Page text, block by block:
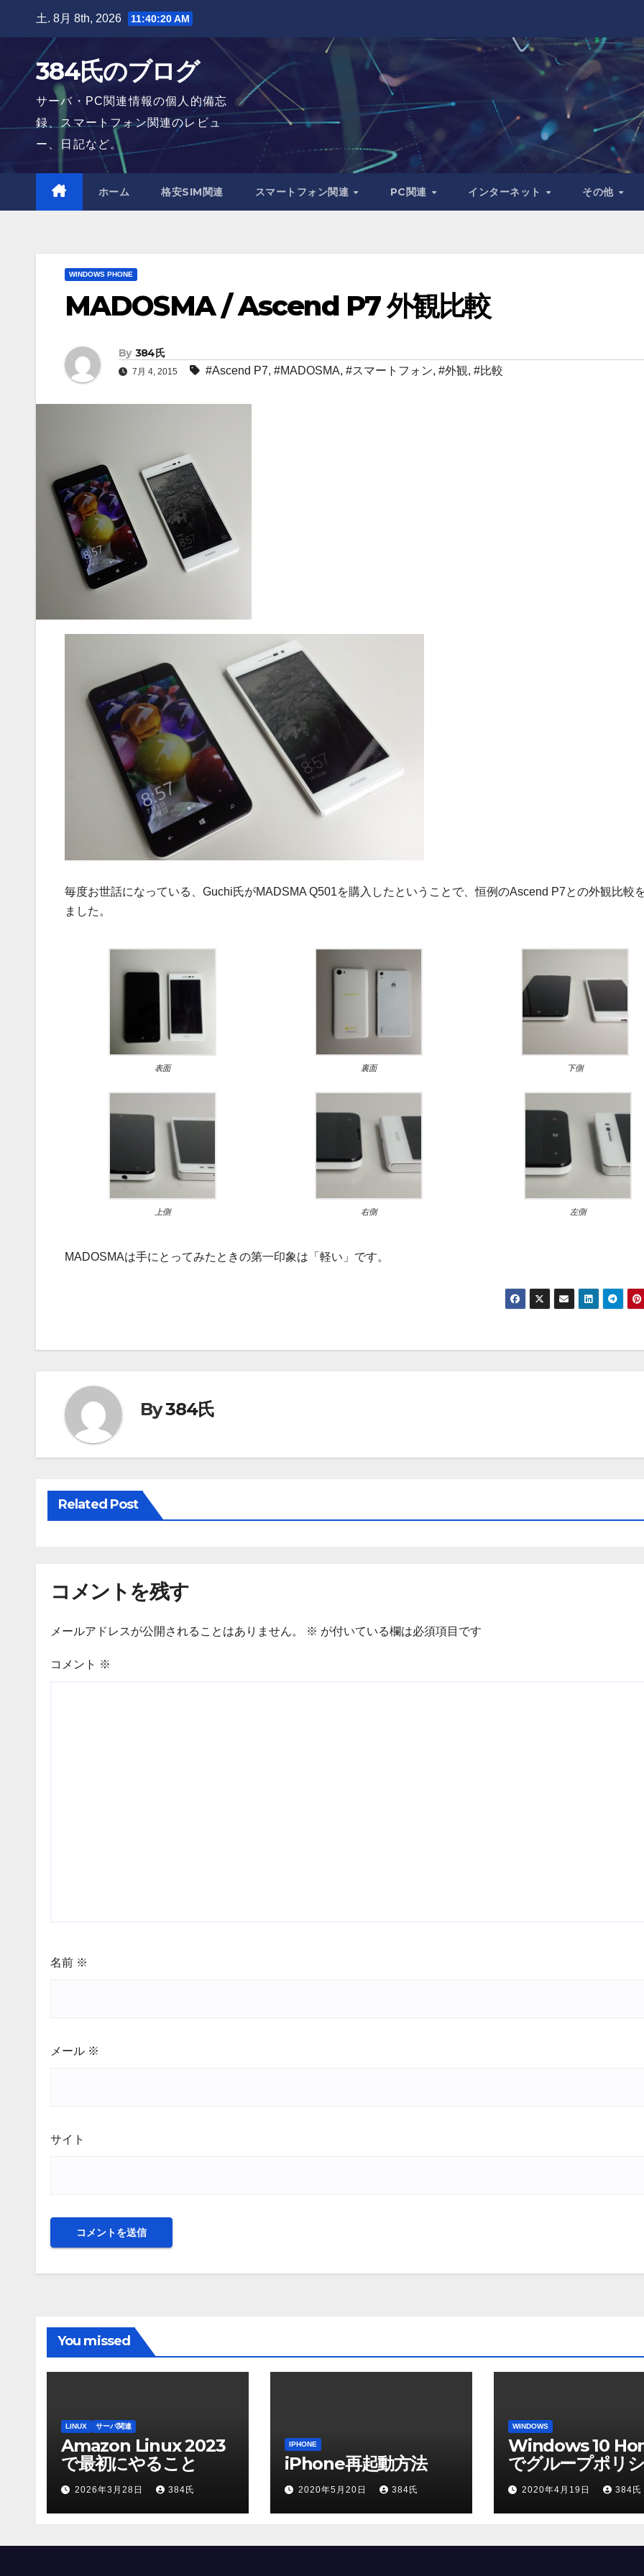
土. 8月 8th, 2026 11:40:21 AM
384氏のブログ
サーバ・PC関連情報の個人的備忘
録、スマートフォン関連のレビュ
ー、日記など。
ホーム 格安SIM関連 スマートフォン関連 PC関連 インターネット その他
WINDOWS PHONE
MADOSMA / Ascend P7 外観比較
By 384氏
7月 4, 2015 #Ascend P7, #MADOSMA, #スマートフォン, #外観, #比較
毎度お世話になっている、Guchi氏がMADSMA Q501を購入したということで、恒例のAscend P7との外観比較
ました。
表面 裏面 下側
上側 右側 左側
MADOSMAは手にとってみたときの第一印象は「軽い」です。
By384氏
Related Post
コメントを残す
メールアドレスが公開されることはありません。 ※ が付いている欄は必須項目です
コメント ※
名前 ※
メール ※
サイト
You missed
LINUX サーバ関連
Amazon Linux 2023
で最初にやること
2026年3月28日 384氏
IPHONE
iPhone再起動方法
2020年5月20日 384氏
WINDOWS
Windows 10
でグループポリ
ディタを使う方法
2020年4月19日 384氏